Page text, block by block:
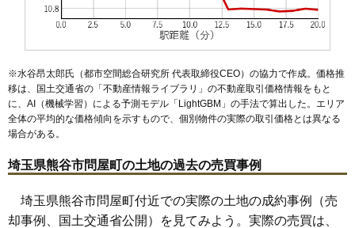
佐谷田 6.6万円 683万円
太井 6.5万円 769万円 -6.1%
60 押切 6.4万円 689万円 -5.3%
61 柴 6.1万円 639万円 -0.0%
62 代 6.1万円 636万円 -2.6%
63 上川上 6.0万円 685万円 -1.7%
65 市ノ坪 5.9万円 152万円
67 野原 5.3万円 555万円 -2.5%
※水谷昂太郎氏（都市空間総合研究所 代表取締役CEO）の協力で作成。価格推
移は、国土交通省の「不動産情報ライブラリ 」の不動産取引価格情報をもと
に、AI（機械学習）による予測モデル「LightGBM」の手法で算出した。エリア
全体の平均的な価格傾向を示すもので、個別物件の実際の取引価格とは異なる
場合がある。
埼玉県熊谷市問屋町の土地の過去の売買事例
埼玉県熊谷市問屋町付近での実際の土地の成約事例（売
却事例、国土交通省公開）を見てみよう。実際の売買は、